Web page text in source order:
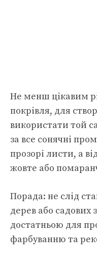
Не менш цікавим
покрівля, для
використати той
за все сонячні
прозорі листи, а
жовте або
Порада: не слід
дерев або садових
достатньою для
фарбуванню та